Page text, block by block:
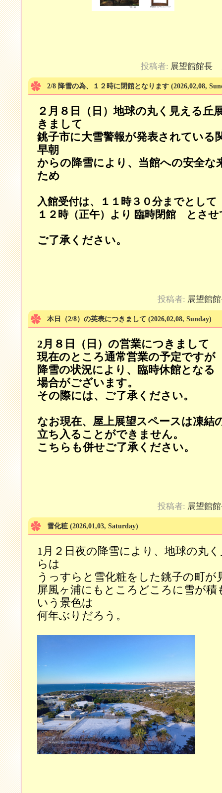
投稿者: 展望館館長
2/8 降雪の為、１２時に閉館となります (2026,02,08,
２月８日（日）地球の丸く見える丘
きまして
銚子市に大雪警報が発表されている
早朝
からの降雪により、当館への安全な
ため
入館受付は、１１時３０分までとして
１２時（正午）より 臨時閉館 とさ
ご了承ください。
投稿者: 展望館
本日（2/8）の英表につきまして (2026,02,08, Sunday)
2月８日（日）の営業につきまして
現在のところ通常営業の予定ですが
降雪の状況により、臨時休館となる
場合がございます。
その際には、ご了承ください。
なお現在、屋上展望スペースは凍結
立ち入ることができません。
こちらも併せご了承ください。
投稿者: 展望館
雪化粧 (2026,01,03, Saturday)
1月２日夜の降雪により、地球の丸
らは
うっすらと雪化粧をした銚子の町が
屏風ヶ浦にもところどころに雪が積
いう景色は
何年ぶりだろう。